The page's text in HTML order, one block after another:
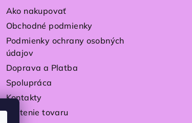
Ako nakupovať
Obchodné podmienky
Podmienky ochrany osobných
údajov
Doprava a Platba
Spolupráca
Kontakty
Vrátenie tovaru